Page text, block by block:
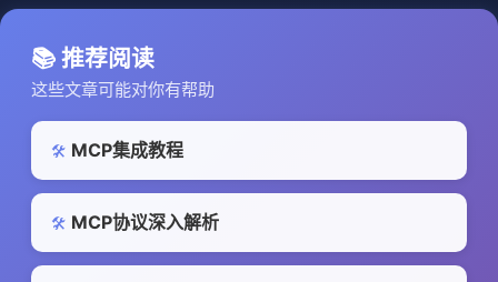
📚 推荐阅读
这些文章可能对你有帮助
🛠️ MCP集成教程
🛠️ MCP协议深入解析